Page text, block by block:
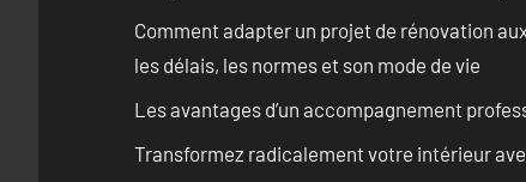
Comment adapter un projet de rénovation
les délais, les normes et son mode de vie
Les avantages d’un accompagnement
Transformez radicalement votre intérieur